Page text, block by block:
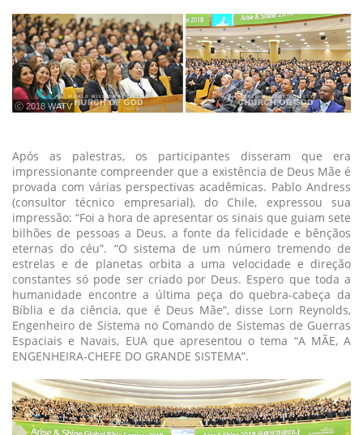
ⓒ 2018 WATV
Após as palestras, os participantes disseram que era
impressionante compreender que a existência de Deus Mãe é
provada com várias perspectivas acadêmicas. Pablo Andress
(consultor técnico empresarial), do Chile, expressou sua
impressão: “Foi a hora de apresentar os sinais que guiam sete
bilhões de pessoas a Deus, a fonte da felicidade e bênçãos
eternas do céu”. “O sistema de um número tremendo de
estrelas e de planetas orbita a uma velocidade e direção
constantes só pode ser criado por Deus. Espero que toda a
humanidade encontre a última peça do quebra-cabeça da
Bíblia e da ciência, que é Deus Mãe”, disse Lorn Reynolds,
Engenheiro de Sistema no Comando de Sistemas de Guerras
Espaciais e Navais, EUA que apresentou o tema “A MÃE, A
ENGENHEIRA-CHEFE DO GRANDE SISTEMA”.